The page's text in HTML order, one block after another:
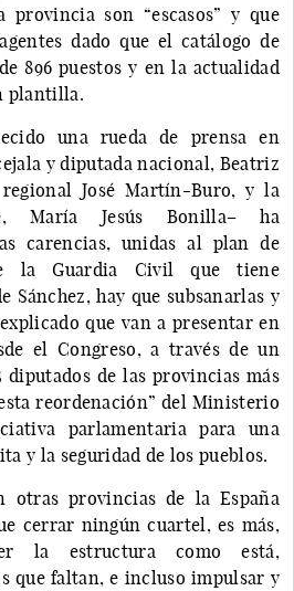
son “escasos” y que
dado que el catálogo de
896 puestos y en la actualidad
plantilla.
una rueda de prensa en
y diputada nacional, Beatriz
José Martín-Buro, y la
María Jesús Bonilla– ha
carencias, unidas al plan de
la Guardia Civil que tiene
Sánchez, hay que subsanarlas y
que van a presentar en
el Congreso, a través de un
diputados de las provincias más
reordenación” del Ministerio
parlamentaria para una
y la seguridad de los pueblos.
otras provincias de la España
cerrar ningún cuartel, es más,
la estructura como está,
que faltan, e incluso impulsar y